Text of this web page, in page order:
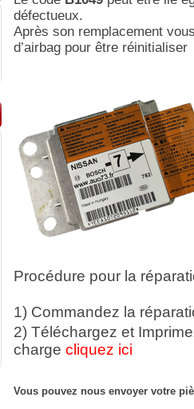
défectueux.
Après son remplacement
d’airbag pour être réinitialiser
Procédure pour la
1) Commandez la
2) Téléchargez et
charge cliquez ici
Vous pouvez nous envoyer votre